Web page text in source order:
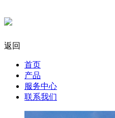
返回
首页
产品
服务中心
联系我们